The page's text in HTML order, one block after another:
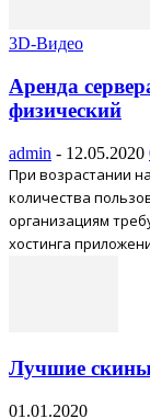
3D-Видео
Аренда
физический
admin - 12.05.2020
При возрастании
количества
организациям
хостинга
Лучшие
01.01.2020